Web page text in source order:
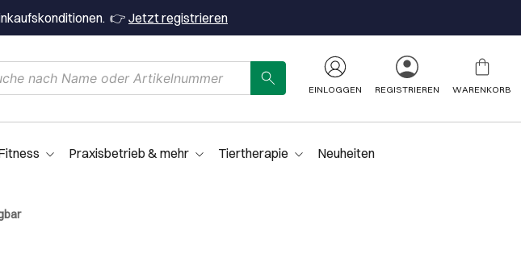
👉Jetzt registrieren
EINLOGGEN REGISTRIEREN WARENKORB
Praxisbetrieb & mehr Tiertherapie Neuheiten